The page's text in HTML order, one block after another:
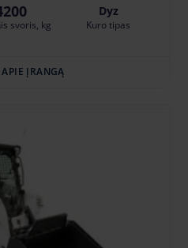
svoris, kg
Dyz
Kuro tipas
ĮRANGĄ